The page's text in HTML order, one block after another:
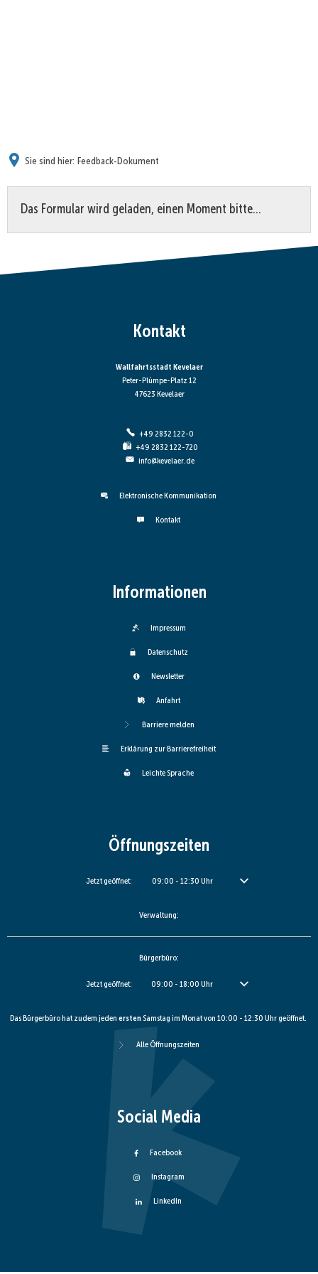
Sie sind hier: Feedback-Dokument
Das Formular wird geladen, einen Moment bitte…
Kontakt
Wallfahrtsstadt Kevelaer
Peter-Plümpe-Platz 12
47623 Kevelaer
+49 2832 122-0
+49 2832 122-720
info@kevelaer.de
Elektronische Kommunikation
Kontakt
Informationen
Impressum
Datenschutz
Newsletter
Anfahrt
Barriere melden
Erklärung zur Barrierefreiheit
Leichte Sprache
Öffnungszeiten
Klicken, um weitere Öffnungs- oder Schließzeiten auszublenden
Jetzt geöffnet: 09:00 - 12:30 Uhr Von 09:00 bis 12:30 Uhr
Verwaltung:
Bürgerbüro:
Klicken, um weitere Öffnungs- oder Schließzeiten auszublenden
Jetzt geöffnet: 09:00 - 18:00 Uhr Von 09:00 bis 18:00 Uhr
Das Bürgerbüro hat zudem jeden erstenSamstag im Monat von 10:00 - 12:30 Uhr geöffnet.
Alle Öffnungszeiten
Social Media
Facebook
Instagram
LinkedIn